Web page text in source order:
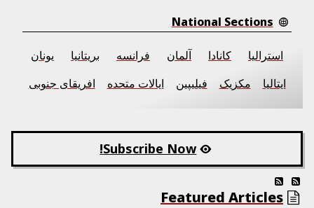
National Sections
استرالیا کانادا آلمان فرانسه بریتانیا
یونان
ایتالیا
مکزیک فیلیپین ایالات متحده افریقای جنوبی
Subscribe Now!
Featured Articles